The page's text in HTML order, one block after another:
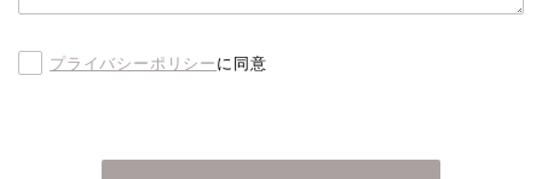
プライバシーポリシー に同意